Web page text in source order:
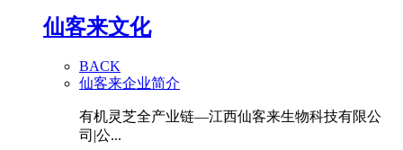
仙客来文化
BACK
仙客来企业简介
有机灵芝全产业链—江西仙客来生物科技有限公
司|公...